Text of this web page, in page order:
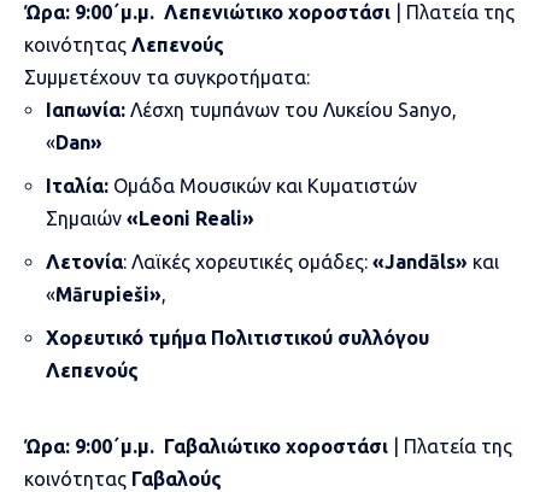
Ώρα: 9:00΄μ.μ. Λεπενιώτικο χοροστάσι | Πλατεία της
κοινότητας Λεπενούς
Συμμετέχουν τα συγκροτήματα:
Ιαπωνία: Λέσχη τυμπάνων του Λυκείου Sanyo,
«Dan»
Ιταλία: Ομάδα Μουσικών και Κυματιστών
Σημαιών «Leoni Reali»
Λετονία: Λαϊκές χορευτικές ομάδες: «Jandāls» και
«Mārupieši»,
Χορευτικό τμήμα Πολιτιστικού συλλόγου
Λεπενούς
Ώρα: 9:00΄μ.μ. Γαβαλιώτικο χοροστάσι | Πλατεία της
κοινότητας Γαβαλούς